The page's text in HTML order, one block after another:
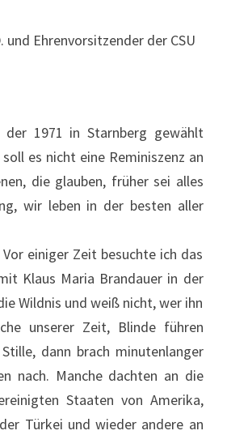
Ehrenvorsitzender der CSU
der 1971 in Starnberg gewählt
es nicht eine Reminiszenz an
die glauben, früher sei alles
wir leben in der besten aller
einiger Zeit besuchte ich das
Klaus Maria Brandauer in der
Wildnis und weiß nicht, wer ihn
unserer Zeit, Blinde führen
dann brach minutenlanger
nach. Manche dachten an die
Staaten von Amerika,
Türkei und wieder andere an